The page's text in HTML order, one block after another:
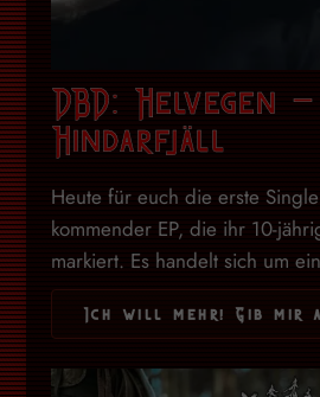
DBD: Helvegen –
Hindarfjäll
Heute für euch die erste
kommender EP, die ihr 10-
markiert. Es handelt sich um
Ich will mehr! Gib mir